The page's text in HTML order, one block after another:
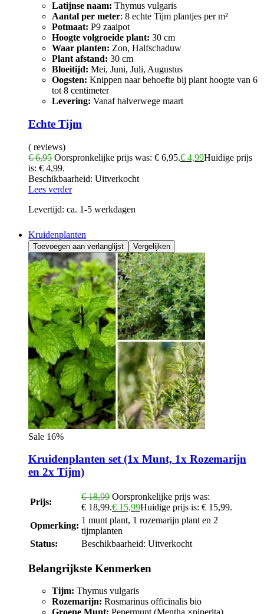
Latijnse naam: Thymus vulgaris
Aantal per meter: 8 echte Tijm plantjes per m²
Potmaat: P9 zaaipot
Hoogte volgroeide plant: 30 cm
Waar planten: Zon, Halfschaduw
Plant afstand: 30 cm
Bloeitijd: Mei, Juni, Juli, Augustus
Oogsten: Knippen naar behoefte bij plant hoogte van 6
tot 8 centimeter
Levering: Vanaf halverwege maart
Echte Tijm
( reviews)
€6,95 Oorspronkelijke prijs was: € 6,95.€ 4,99Huidige prijs
is: € 4,99.
Beschikbaarheid: Uitverkocht
Lees verder
Levertijd: ca. 1-5 werkdagen
Kruidenplanten
Toevoegen aan verlanglijst Vergelijken
Sale 16%
Kruidenplanten set (1x Munt, 1x Rozemarijn
en 2x Tijm)
Prijs:
€18,99 Oorspronkelijke prijs was:
€ 18,99.€ 15,99Huidige prijs is: € 15,99.
Opmerking:
1 munt plant, 1 rozemarijn plant en 2
tijmplanten
Status:
Beschikbaarheid: Uitverkocht
Belangrijkste Kenmerken
Tijm: Thymus vulgaris
Rozemarijn: Rosmarinus officinalis bio